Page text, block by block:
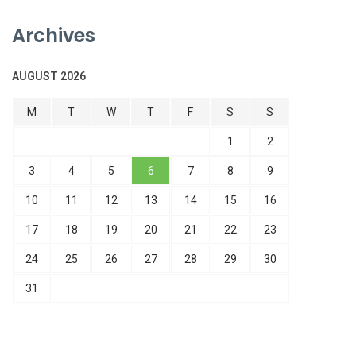
Archives
AUGUST 2026
M T W T F S S
1 2
3 4 5 6 7 8 9
10 11 12 13 14 15 16
17 18 19 20 21 22 23
24 25 26 27 28 29 30
31